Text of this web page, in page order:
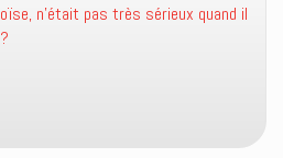
n’était pas très sérieux quand il